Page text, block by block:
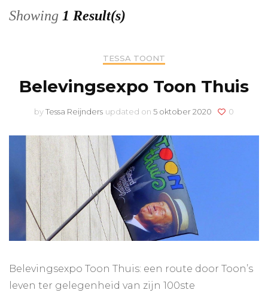
Showing 1 Result(s)
TESSA TOONT
Belevingsexpo Toon Thuis
byTessa Reijnders updated on 5 oktober 2020 0
Belevingsexpo Toon Thuis: een route door Toon’s
leven ter gelegenheid van zijn 100ste